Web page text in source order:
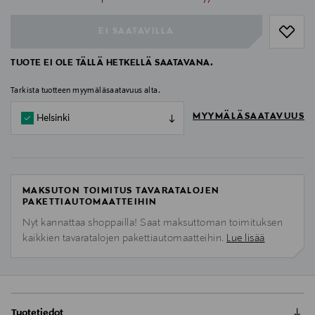
TUOTE EI OLE TÄLLÄ HETKELLÄ SAATAVANA.
Tarkista tuotteen myymäläsaatavuus alta.
Helsinki MYYMÄLÄSAATAVUUS
MAKSUTON TOIMITUS TAVARATALOJEN
PAKETTIAUTOMAATTEIHIN
Nyt kannattaa shoppailla! Saat maksuttoman toimituksen
kaikkien tavaratalojen pakettiautomaatteihin. Lue lisää